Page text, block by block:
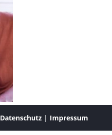
Datenschutz | Impressum